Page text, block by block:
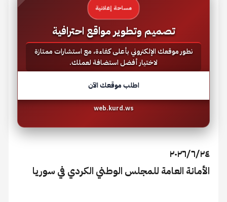
مساحة إعلانية
تصميم وتطوير مواقع احترافية
نطور موقعك الإلكتروني بأعلى كفاءة، مع استشارات ممتازة
لاختيار أفضل استضافة لعملك.
اطلب موقعك الآن
web.kurd.ws
٢٠٢٦/٦/٢٤
الأمانة العامة للمجلس الوطني الكردي في سوريا